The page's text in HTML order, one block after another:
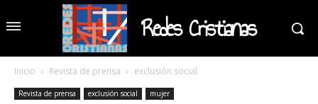
Redes Cristianas
Inicio Revista de prensa exclusión social
Revista de prensa exclusión social mujer